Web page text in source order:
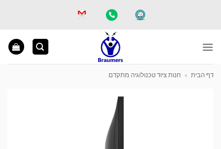
דף הבית » חנות ציוד טכנולוגיה מתקדם